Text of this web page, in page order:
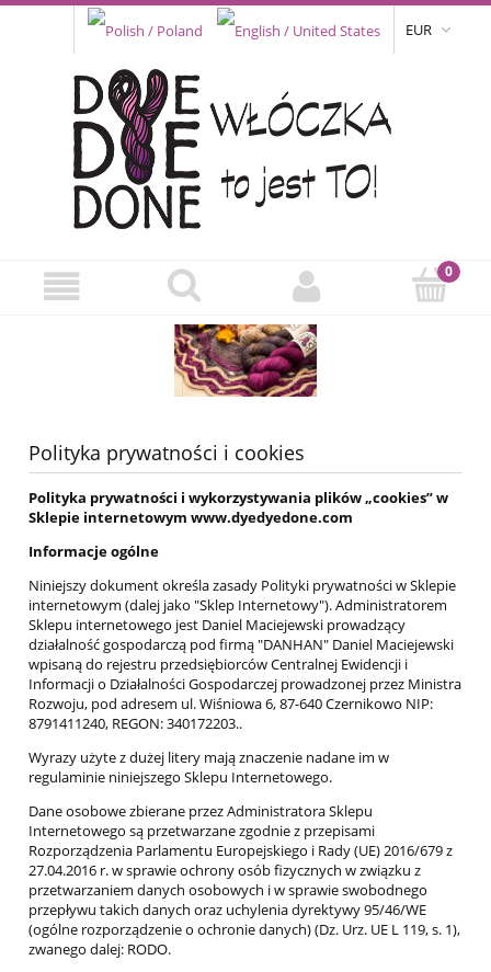
EUR
Polityka prywatności i cookies
Polityka prywatności i wykorzystywania plików „cookies” w
Sklepie internetowym www.dyedyedone.com
Informacje ogólne
Niniejszy dokument określa zasady Polityki prywatności w Sklepie
internetowym (dalej jako "Sklep Internetowy"). Administratorem
Sklepu internetowego jest Daniel Maciejewski prowadzący
działalność gospodarczą pod firmą "DANHAN" Daniel Maciejewski
wpisaną do rejestru przedsiębiorców Centralnej Ewidencji i
Informacji o Działalności Gospodarczej prowadzonej przez Ministra
Rozwoju, pod adresem ul. Wiśniowa 6, 87-640 Czernikowo NIP:
8791411240, REGON: 340172203..
Wyrazy użyte z dużej litery mają znaczenie nadane im w
regulaminie niniejszego Sklepu Internetowego.
Dane osobowe zbierane przez Administratora Sklepu
Internetowego są przetwarzane zgodnie z przepisami
Rozporządzenia Parlamentu Europejskiego i Rady (UE) 2016/679 z
27.04.2016 r. w sprawie ochrony osób fizycznych w związku z
przetwarzaniem danych osobowych i w sprawie swobodnego
przepływu takich danych oraz uchylenia dyrektywy 95/46/WE
(ogólne rozporządzenie o ochronie danych) (Dz. Urz. UE L 119, s. 1),
zwanego dalej: RODO.